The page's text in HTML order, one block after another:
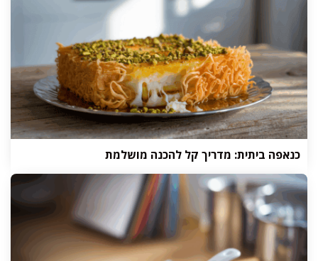
כנאפה ביתית: מדריך קל להכנה מושלמת